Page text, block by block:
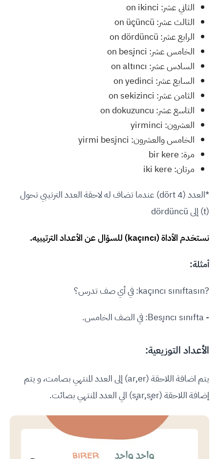
الثاني عشر: on ikinci
الثالث عشر: on üçüncü
الرابع عشر: on dördüncü
الخامس عشر: on beşinci
السادس عشر: on altıncı
السابع عشر: on yedinci
الثامن عشر: on sekizinci
التاسع عشر: on dokuzuncu
العشرون: yirminci
الخامس والعشرون: yirmi beşinci
مرة: bir kere
مرتان: iki kere
*العدد (4 dört) عندما تضاف له لاحقة العدد الترتيبي تحول
(t) إلى dördüncü
نستخدم الأداة (kaçıncı) للسؤال عن الأعداد الترتيبيه.
أمثلة:
?kaçıncı sınıftasın: في أي صف تدرس؟
- Beşıncı sınıfta: في الصف الخامس.
الأعداد التوزيعية:
يتم اضافة اللاحقة (ar,er) إلى العدد المنتهي بصامت، و يتم
إضافة اللاحقة (şar,şer) الي العدد المنتهي بصائت.